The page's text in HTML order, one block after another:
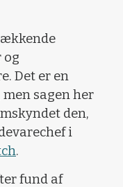
og
Det er en
sagen her
den,
i
.
fund af